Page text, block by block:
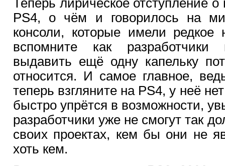
PS4, о чём и говорилось на
консоли, которые имели редкое
вспомните как
выдавить ещё одну капельку
относится. И самое главное,
теперь взгляните на PS4, у неё
быстро упрётся в возможности,
разработчики уже не смогут так
своих проектах, кем бы они не
хоть кем.